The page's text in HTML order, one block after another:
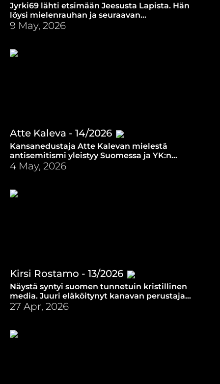
Jyrki69 lähti etsimään Jeesusta Lapista. Hän
löysi mielenrauhan ja seuraavan
elämäntehtävänsä, joka on nostaa ihmiset pois
kotisohvilta.
9 May, 2026
Atte Kaleva - 14/2026
Kansanedustaja Atte Kalevan mielestä
antisemitismi yleistyy Suomessa ja YK:n
uskottavuus on vitsi.
4 May, 2026
Kirsi Rostamo - 13/2026
Näystä syntyi suomen tunnetuin kristillinen
media. Juuri eläköitynyt kanavan perustaja
kertoo Radio Dein tarinan ja katsoo myös
tulevaan.
27 Apr, 2026